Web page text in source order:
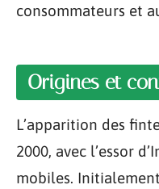
consommateurs et
Origines et
L’apparition des
2000, avec l’essor
mobiles.